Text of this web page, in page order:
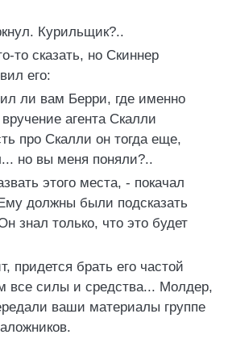
Курильщик?..
то сказать, но Скиннер
его:
ли вам Берри, где именно
агента Скалли
про Скалли он тогда еще,
но вы меня поняли?..
этого места, - покачал
должны были подсказать
знал только, что это будет
придется брать его частой
все силы и средства... Молдер,
ваши материалы группе